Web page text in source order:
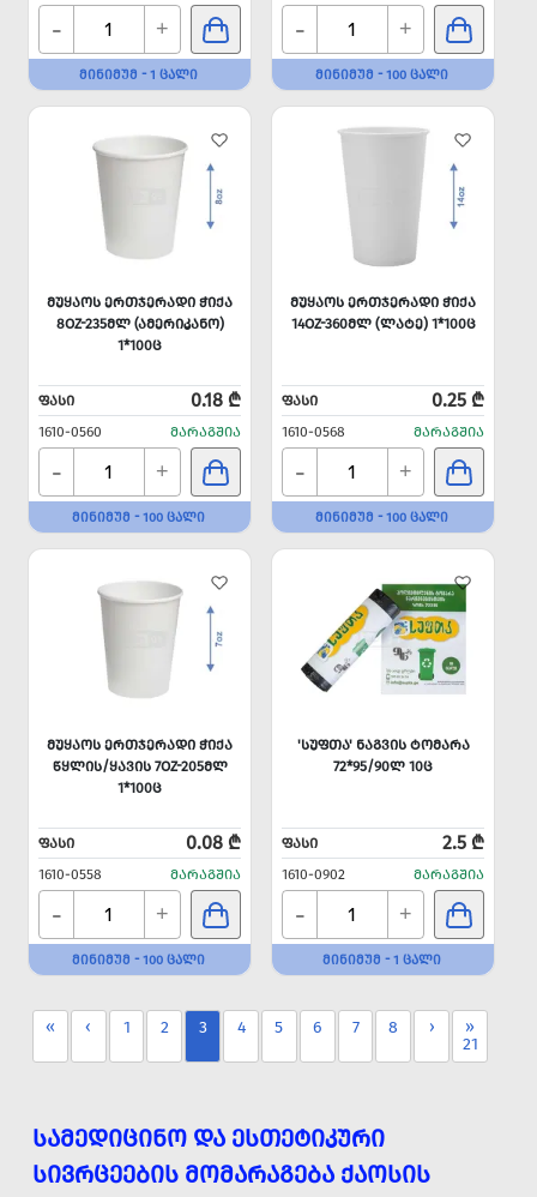
- +
ᲛᲘᲜᲘᲛᲣᲛ - 1 ᲪᲐᲚᲘ
- +
ᲛᲘᲜᲘᲛᲣᲛ - 100 ᲪᲐᲚᲘ
ᲛᲣᲧᲐᲝᲡ ᲔᲠᲗᲯᲔᲠᲐᲓᲘ ᲭᲘᲥᲐ
8OZ-235ᲛᲚ (ᲐᲛᲔᲠᲘᲙᲐᲜᲝ)
1*100Ც
ᲤᲐᲡᲘ 0.18 ₾
1610-0560 ᲛᲐᲠᲐᲒᲨᲘᲐ
- +
ᲛᲘᲜᲘᲛᲣᲛ - 100 ᲪᲐᲚᲘ
ᲛᲣᲧᲐᲝᲡ ᲔᲠᲗᲯᲔᲠᲐᲓᲘ ᲭᲘᲥᲐ
14OZ-360ᲛᲚ (ᲚᲐᲢᲔ) 1*100Ც
ᲤᲐᲡᲘ 0.25 ₾
1610-0568 ᲛᲐᲠᲐᲒᲨᲘᲐ
- +
ᲛᲘᲜᲘᲛᲣᲛ - 100 ᲪᲐᲚᲘ
ᲛᲣᲧᲐᲝᲡ ᲔᲠᲗᲯᲔᲠᲐᲓᲘ ᲭᲘᲥᲐ
ᲬᲧᲚᲘᲡ/ᲧᲐᲕᲘᲡ 7OZ-205ᲛᲚ
1*100Ც
ᲤᲐᲡᲘ 0.08 ₾
1610-0558 ᲛᲐᲠᲐᲒᲨᲘᲐ
- +
ᲛᲘᲜᲘᲛᲣᲛ - 100 ᲪᲐᲚᲘ
'ᲡᲣᲤᲗᲐ' ᲜᲐᲒᲕᲘᲡ ᲢᲝᲛᲐᲠᲐ
72*95/90Ლ 10Ც
ᲤᲐᲡᲘ 2.5 ₾
1610-0902 ᲛᲐᲠᲐᲒᲨᲘᲐ
- +
ᲛᲘᲜᲘᲛᲣᲛ - 1 ᲪᲐᲚᲘ
« ‹ 1 2 3 4 5 6 7 8 ›
»
21
ᲡᲐᲛᲔᲓᲘᲪᲘᲜᲝ ᲓᲐ ᲔᲡᲗᲔᲢᲘᲙᲣᲠᲘ
ᲡᲘᲕᲠᲪᲔᲔᲑᲘᲡ ᲛᲝᲛᲐᲠᲐᲒᲔᲑᲐ ᲥᲐᲝᲡᲘᲡ